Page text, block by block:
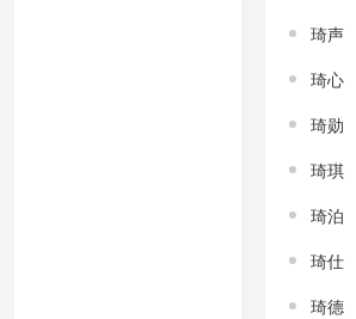
琦声
琦心
琦勋
琦琪
琦泊
琦仕
琦德